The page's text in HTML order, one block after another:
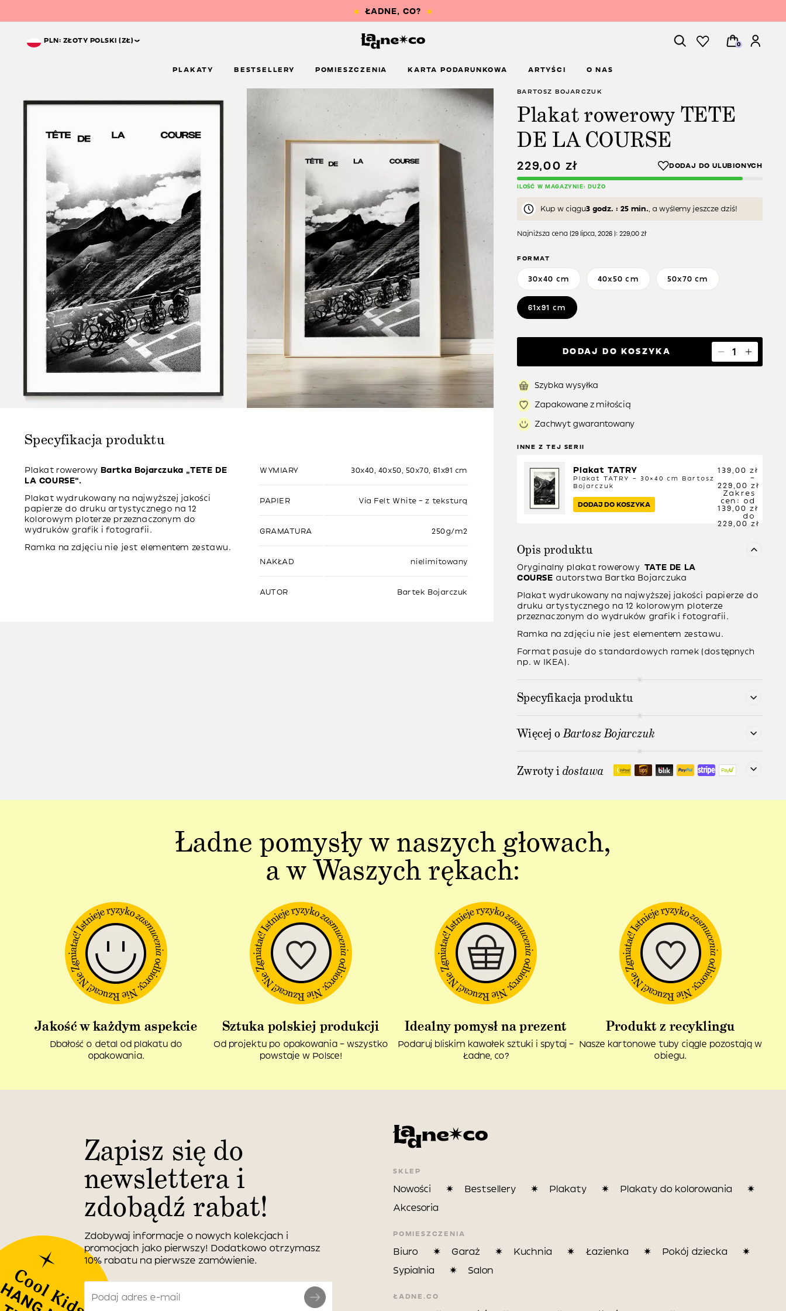
PLN: ZŁOTY POLSKI (ZŁ)^
0
PLAKATY BESTSELLERY POMIESZCZENIA KARTA PODARUNKOWA ARTYŚCI O NAS
Specyfikacja produktu
Plakat rowerowy Bartka Bojarczuka “TETE DE
LA COURSE”.
Plakat wydrukowany na najwyższej jakości
papierze do druku artystycznego na 12
kolorowym ploterze przeznaczonym do
wydruków grafik i fotografii.
Ramka na zdjęciu nie jest elementem zestawu.
WYMIARY 30x40, 40x50, 50x70, 61x91 cm
PAPIER Via Felt White – z teksturą
GRAMATURA 250g/m2
NAKŁAD nielimitowany
AUTOR Bartek Bojarczuk
BARTOSZ BOJARCZUK
Plakat rowerowy TETE
DE LA COURSE
229,00 zł
ILOŚĆ W MAGAZYNIE: DUŻO
Kup w ciągu3 godz. : 25 min. , a wyślemy jeszcze dziś!
Najniższa cena (29 lipca, 2026 ): 229,00 zł
FORMAT
30x40 cm 40x50 cm 50x70 cm
61x91 cm
DODAJ DO KOSZYKA
Szybka wysyłka
Zapakowane z miłością
Zachwyt gwarantowany
INNE Z TEJ SERII
Plakat TATRY
Plakat TATRY – 30×40 cm Bartosz
Bojarczuk
139,00 zł
–
229,00 zł
Zakres
cen: od
139,00 zł
do
229,00 zł
DODAJ DO KOSZYKA
Opis produktu
Oryginalny plakat rowerowy TATE DE LA
COURSE autorstwa Bartka Bojarczuka
Plakat wydrukowany na najwyższej jakości papierze do
druku artystycznego na 12 kolorowym ploterze
przeznaczonym do wydruków grafik i fotografii.
Ramka na zdjęciu nie jest elementem zestawu.
Format pasuje do standardowych ramek (dostępnych
np. w IKEA).
Specyfikacja produktu
Więcej oBartosz Bojarczuk
Zwroty idostawa
Ładne pomysły w naszych głowach,
a w Waszych rękach:
Jakość w każdym aspekcie
Dbałość o detal od plakatu do
opakowania.
Sztuka polskiej produkcji
Od projektu po opakowania – wszystko
powstaje w Polsce!
Idealny pomysł na prezent
Podaruj bliskim kawałek sztuki i spytaj –
Ładne, co?
Produkt z recyklingu
Nasze kartonowe tuby ciągle pozostają w
obiegu.
Zapisz się do
newslettera i
zdobądź rabat!
Zdobywaj informacje o nowych kolekcjach i
promocjach jako pierwszy! Dodatkowo otrzymasz
10% rabatu na pierwsze zamówienie.
SKLEP
Nowości Bestsellery Plakaty
Plakaty do kolorowania
Akcesoria
POMIESZCZENIA
Biuro Garaż Kuchnia Łazienka
Pokój dziecka
Sypialnia
Salon
ŁADNE.CO